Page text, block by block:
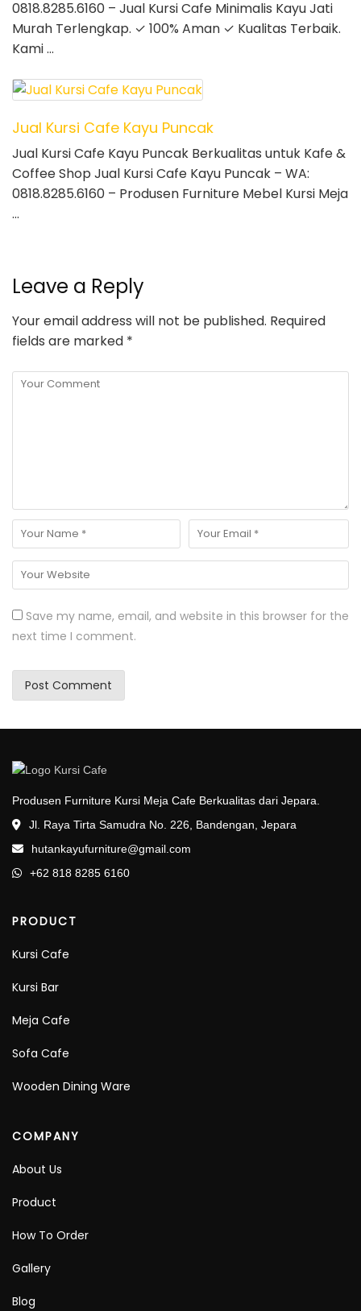
0818.8285.6160 – Jual Kursi Cafe Minimalis Kayu Jati
Murah Terlengkap. ✓ 100% Aman ✓ Kualitas Terbaik.
Kami …
Jual Kursi Cafe Kayu Puncak
Jual Kursi Cafe Kayu Puncak Berkualitas untuk Kafe &
Coffee Shop Jual Kursi Cafe Kayu Puncak – WA:
0818.8285.6160 – Produsen Furniture Mebel Kursi Meja
…
Leave a Reply
Your email address will not be published. Required
fields are marked *
Save my name, email, and website in this browser for the
next time I comment.
Produsen Furniture Kursi Meja Cafe Berkualitas dari Jepara.
Jl. Raya Tirta Samudra No. 226, Bandengan, Jepara
hutankayufurniture@gmail.com
+62 818 8285 6160
PRODUCT
Kursi Cafe
Kursi Bar
Meja Cafe
Sofa Cafe
Wooden Dining Ware
COMPANY
About Us
Product
How To Order
Gallery
Blog